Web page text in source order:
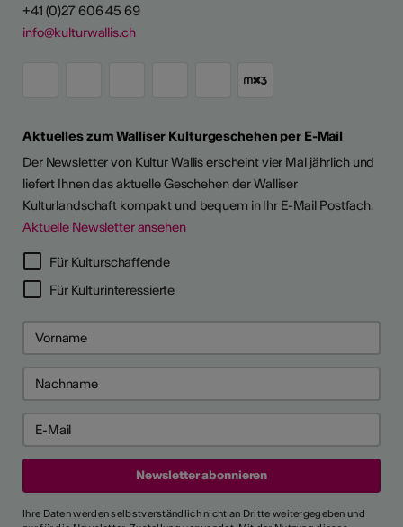
+41 (0)27 606 45 69
info@kulturwallis.ch
Aktuelles zum Walliser Kulturgeschehen per E-Mail
Der Newsletter von Kultur Wallis erscheint vier Mal jährlich und
liefert Ihnen das aktuelle Geschehen der Walliser
Kulturlandschaft kompakt und bequem in Ihr E-Mail Postfach.
Aktuelle Newsletter ansehen
Für Kulturschaffende
Für Kulturinteressierte
Ihre Daten werden selbstverständlich nicht an Dritte weitergegeben und